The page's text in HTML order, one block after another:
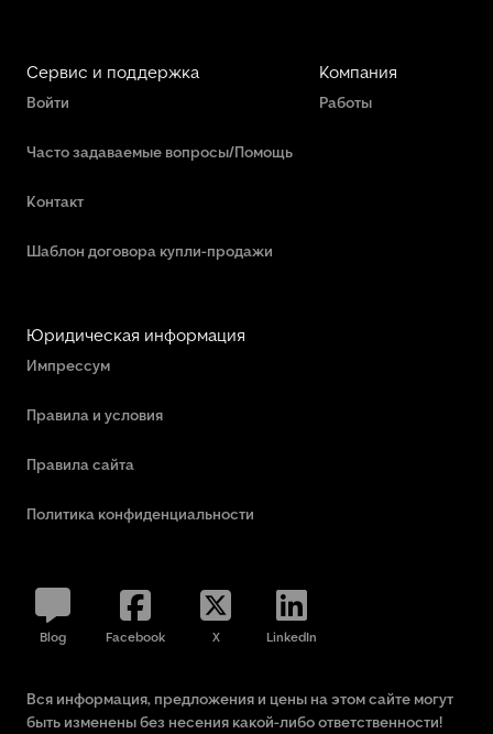
Сервис и поддержка
Войти
Часто задаваемые вопросы/Помощь
Контакт
Шаблон договора купли-продажи
Компания
Работы
Юридическая информация
Импрессум
Правила и условия
Правила сайта
Политика конфиденциальности
Blog Facebook X LinkedIn
Вся информация, предложения и цены на этом сайте могут
быть изменены без несения какой-либо ответственности!